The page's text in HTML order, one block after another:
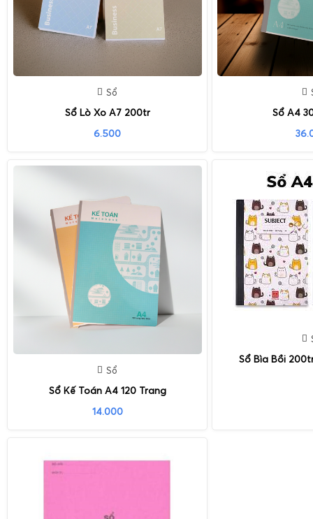
Sổ
Sổ Lò Xo A7 200tr
6.500
Sổ A4
Sổ
Sổ Kế Toán A4 120 Trang
14.000
Sổ Bìa Bồi